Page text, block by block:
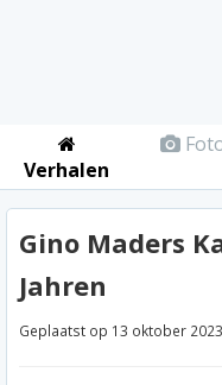
Verhalen
Gino Maders
Jahren
Geplaatst op 13 oktober